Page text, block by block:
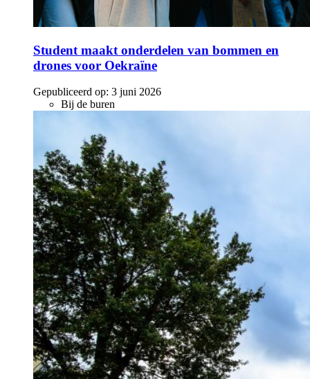
Student maakt onderdelen van bommen en
drones voor Oekraïne
Gepubliceerd op: 3 juni 2026
Bij de buren